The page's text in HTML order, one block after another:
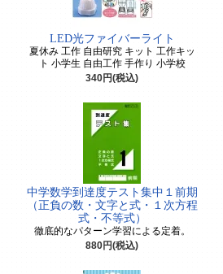
LED光ファイバーライト
夏休み 工作 自由研究 キット 工作キッ
ト 小学生 自由工作 手作り 小学校
340円(税込)
中学数学到達度テスト集中１前期
（正負の数・文字と式・１次方程
式・不等式）
徹底的なパターン学習による定着。
880円(税込)